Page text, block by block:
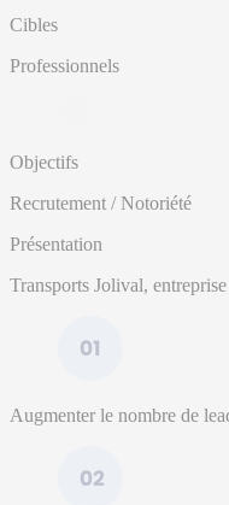
Cibles
Professionnels
Objectifs
Recrutement / Notoriété
Présentation
Transports Jolival,
Augmenter le nombre de